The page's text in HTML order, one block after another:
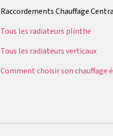
Raccordements Chauffage
Tous les radiateurs plinthe
Tous les radiateurs verticaux
Comment choisir son chauffage